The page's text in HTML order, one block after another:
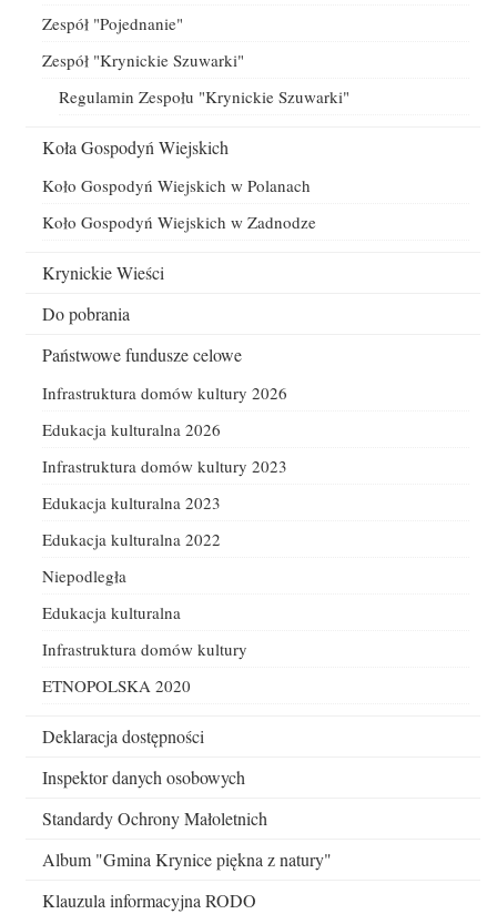
Zespół "Pojednanie"
Zespół "Krynickie Szuwarki"
Regulamin Zespołu "Krynickie Szuwarki"
Koła Gospodyń Wiejskich
Koło Gospodyń Wiejskich w Polanach
Koło Gospodyń Wiejskich w Zadnodze
Krynickie Wieści
Do pobrania
Państwowe fundusze celowe
Infrastruktura domów kultury 2026
Edukacja kulturalna 2026
Infrastruktura domów kultury 2023
Edukacja kulturalna 2023
Edukacja kulturalna 2022
Niepodległa
Edukacja kulturalna
Infrastruktura domów kultury
ETNOPOLSKA 2020
Deklaracja dostępności
Inspektor danych osobowych
Standardy Ochrony Małoletnich
Album "Gmina Krynice piękna z natury"
Klauzula informacyjna RODO